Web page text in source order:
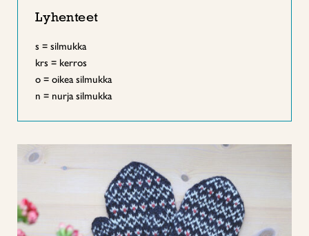
Lyhenteet
s = silmukka
krs = kerros
o = oikea silmukka
n = nurja silmukka